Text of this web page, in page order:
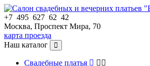
+7 495 627 62 42
Москва, Проспект Мира, 70
карта проезда
Наш каталог
Свадебные платья